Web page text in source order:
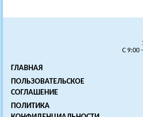
C
ГЛАВНАЯ
ПОЛЬЗОВАТЕЛЬСКОЕ
СОГЛАШЕНИЕ
ПОЛИТИКА